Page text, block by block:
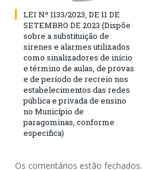
LEI Nº 1133/2023, DE 11 DE
SETEMBRO DE 2023 (Dispõe
sobre a substituição de
sirenes e alarmes utilizados
como sinalizadores de início
e término de aulas, de provas
e de período de recreio nos
estabelecimentos das redes
pública e privada de ensino
no Município de
paragominas, conforme
especifica)
Os comentários estão fechados.